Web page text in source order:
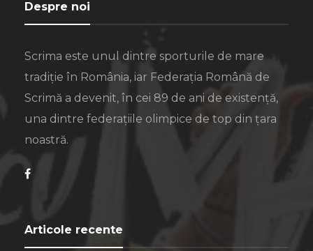
Despre noi
Scrima este unul dintre sporturile de mare
tradiție în România, iar Federația Română de
Scrimă a devenit, în cei 89 de ani de existență,
una dintre federațiile olimpice de top din țara
noastră.
Articole recente